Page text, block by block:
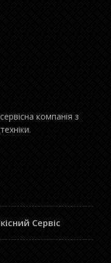
компанія з
Сервіс